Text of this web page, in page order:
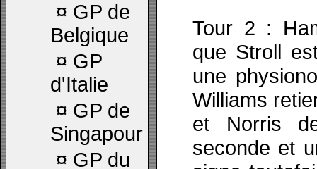
¤ GP de
Belgique
¤ GP
d'Italie
¤ GP de
Singapour
¤ GP du
Tour 2 :
que Stroll
une
Williams
et Norris
seconde et